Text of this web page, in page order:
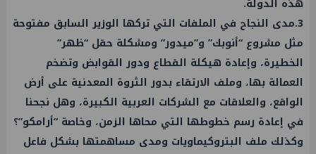
هذه الدولة.
3.مدى النجاح في الملفات التي تركها الوزير السابق مفتوحة
مثل مشروع “أنوبك” و”ميدور” ومشكلة حقل “ظهر”
الخطيرة، وإعادة هيكلة القطاع ودور القوابض وتضخم
العمالة بها، وملف الارتقاء بدور الثروة المعدنية على أرض
الواقع، والعلاقات مع الشركات العربية الكبيرة، وهل نجحنا
في إعادة رسم خطوطها التي محاها الزمن، وخاصة “أرامكو”؟
وكذلك ملف البتروكيماويات ومدى مساهمتها بشكل فاعل